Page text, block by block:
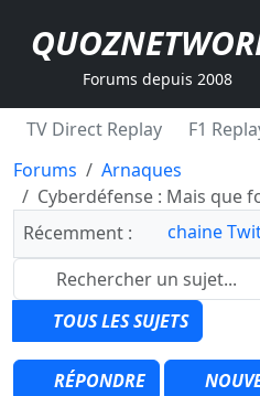
Forums depuis 2008
TV Direct Replay F1
Forums
Arnaques
Cyberdéfense : Mais que
Récemment :
chaine
TOUS LES SUJETS
RÉPONDRE